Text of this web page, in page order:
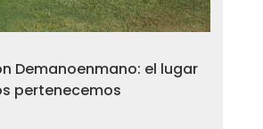
Demanoenmano: el lugar
pertenecemos